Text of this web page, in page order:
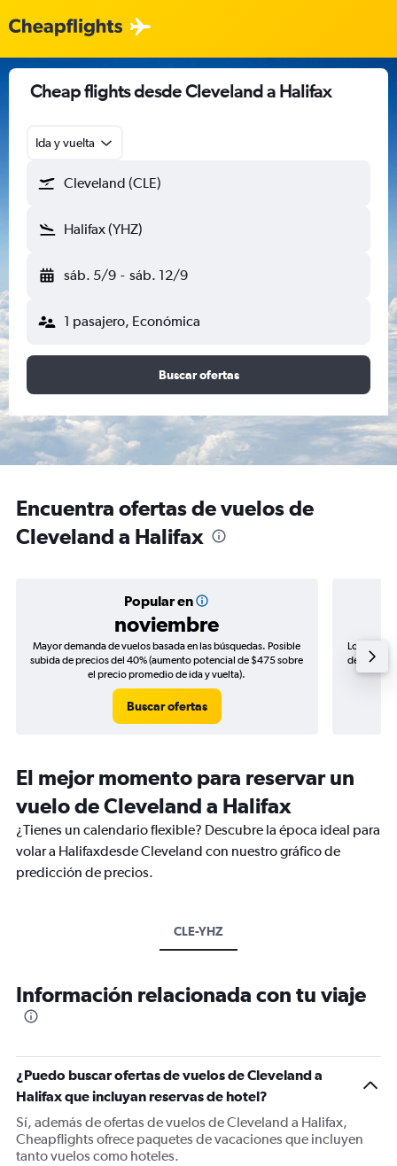
Cheap flights desde Cleveland a Halifax
Ida y vuelta
Cleveland (CLE)
Halifax (YHZ)
sáb. 5/9 - sáb. 12/9
1 pasajero, Económica
Buscar ofertas
Encuentra ofertas de vuelos de
Cleveland a Halifax
Popular en
noviembre
Mayor demanda de vuelos basada en las búsquedas. Posible
subida de precios del 40% (aumento potencial de $475 sobre
el precio promedio de ida y vuelta).
Buscar ofertas
Los
de precios
El mejor momento para reservar un
vuelo de Cleveland a Halifax
¿Tienes un calendario flexible? Descubre la época ideal para
volar a Halifaxdesde Cleveland con nuestro gráfico de
predicción de precios.
CLE-YHZ
Información relacionada con tu viaje
¿Puedo buscar ofertas de vuelos de Cleveland a
Halifax que incluyan reservas de hotel?
Sí, además de ofertas de vuelos de Cleveland a Halifax,
Cheapflights ofrece paquetes de vacaciones que incluyen
tanto vuelos como hoteles.